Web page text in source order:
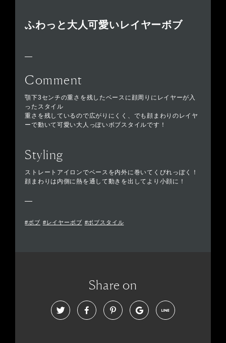
ふわっと大人可愛いレイヤーボブ
Comment
顎下3センチの重さを残したベースに顔周りにレイヤーが入
ったスタイル
重さを残しているので広がりにくく、でも顔まわりのレイヤ
ーで動いて可愛い大人っぽいボブスタイルです！
Styling
ストレートアイロンでベースを内外に巻いてくびれっぽく！
顔まわりは内側に熱を通して動きを出してより小顔に！
#ボブ #レイヤーボブ #ボブスタイル
Share on